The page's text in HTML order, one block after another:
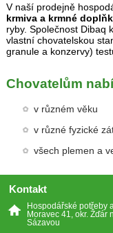
V naší prodejně
krmiva a krmné
ryby. Společnost Dibaq
vlastní chovatelskou
granule a konzervy)
Chovatelům
v různém věku
v různé fyzické
všech plemen a
Kontakt
Hospodářské potřeby
Moravec 41, okr. Žďár
Sázavou